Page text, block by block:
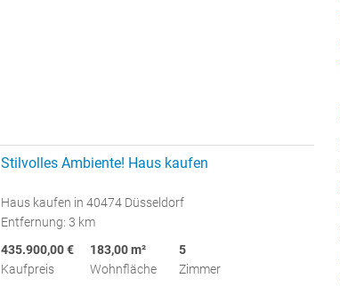
Stilvolles Ambiente! Haus kaufen
Haus kaufen in 40474 Düsseldorf
Entfernung: 3 km
435.900,00 €
Kaufpreis
183,00 m²
Wohnfläche
5
Zimmer